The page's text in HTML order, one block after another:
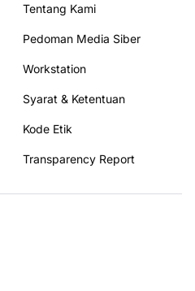
Tentang Kami
Pedoman Media Siber
Workstation
Syarat & Ketentuan
Kode Etik
Transparency Report